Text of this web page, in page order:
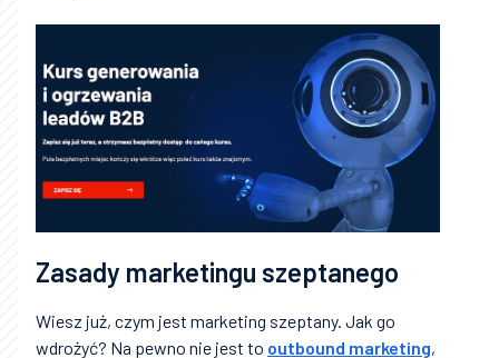
Zasady marketingu szeptanego
Wiesz już, czym jest marketing szeptany. Jak go
wdrożyć? Na pewno nie jest to outbound marketing,